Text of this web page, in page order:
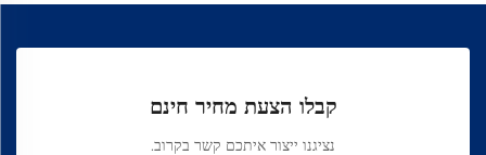
קבלו הצעת מחיר חינם
נציגנו ייצור איתכם קשר בקרוב.